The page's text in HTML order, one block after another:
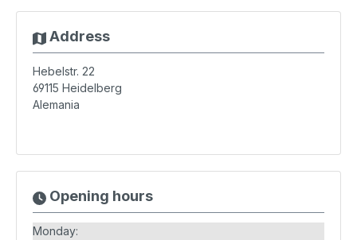
Address
Hebelstr. 22
69115 Heidelberg
Alemania
Opening hours
Monday: